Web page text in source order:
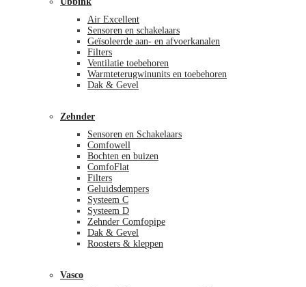
Air Excellent
Sensoren en schakelaars
Geïsoleerde aan- en afvoerkanalen
Filters
Ventilatie toebehoren
Warmteterugwinunits en toebehoren
Dak & Gevel
Zehnder
Sensoren en Schakelaars
Comfowell
Bochten en buizen
ComfoFlat
Filters
Geluidsdempers
Systeem C
Systeem D
Zehnder Comfopipe
Dak & Gevel
Roosters & kleppen
Vasco